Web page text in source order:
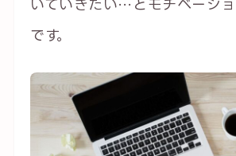
いていきたい…とモチベーシ
です。